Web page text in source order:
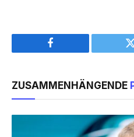
Facebook
ZUSAMMENHÄNGENDE